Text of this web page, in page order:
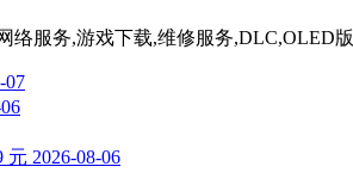
络服务,游戏下载,维修服务,DLC,OLED版
07
元 2026-08-06